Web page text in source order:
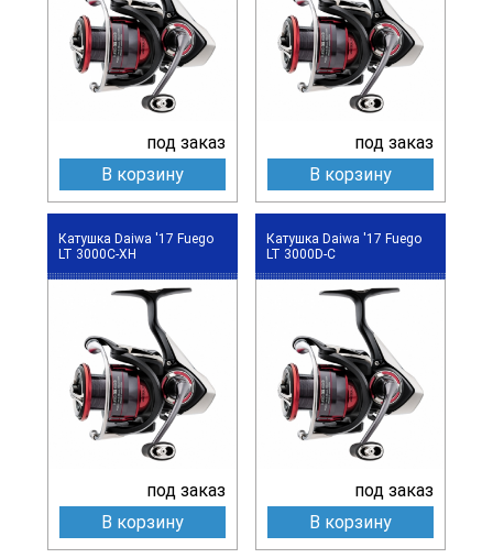
под заказ
В корзину
под заказ
В корзину
Катушка Daiwa '17 Fuego
LT 3000C-XH
под заказ
В корзину
Катушка Daiwa '17 Fuego
LT 3000D-C
под заказ
В корзину